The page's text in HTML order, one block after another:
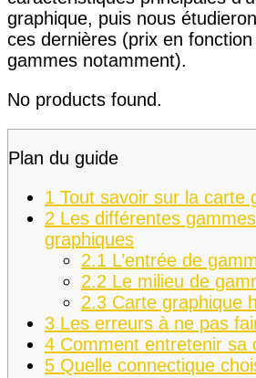
graphique, puis nous
ces dernières (prix en
gammes notamment).
No products found.
Plan du guide
1 Tout savoir sur la carte
2 Les différentes
graphiques
2.1 L’entrée de
2.2 Le milieu de
2.3 Carte graphique
3 Les erreurs à ne pas
4 Comment entretenir sa
5 Quelle connectique